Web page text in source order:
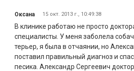
Оксана 15 окт. 2013 г., 10:49:38
В клинике работаю не просто
специалисты. У меня заболела
терьер, я была в отчаянии, но
поставил правильный диагноз и
песика. Александр Сергеевич